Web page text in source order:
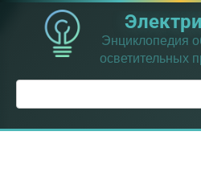
Перейти
контенту
Энциклопедия
осветительных
Поиск: